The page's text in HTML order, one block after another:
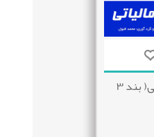
نمونه لوایح مالیاتی( بند 3